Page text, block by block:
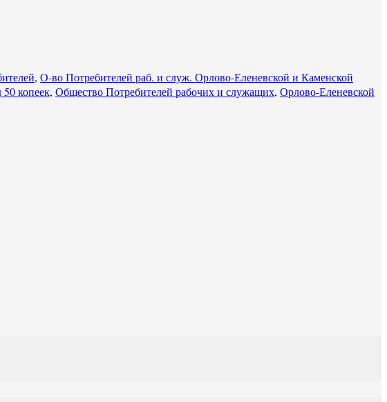
, О-во Потребителей раб. и служ. Орлово-Еленевской и Каменской
копеек, Общество Потребителей рабочих и служащих, Орлово-Еленевской